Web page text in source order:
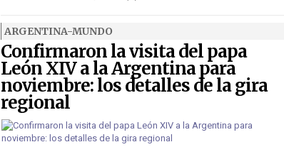
ARGENTINA-MUNDO
Confirmaron la visita del papa
León XIV a la Argentina para
noviembre: los detalles de la gira
regional